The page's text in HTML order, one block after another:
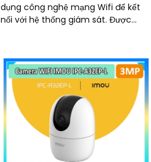
dụng công nghệ mạng Wifi để kết
nối với hệ thống giám sát. Được